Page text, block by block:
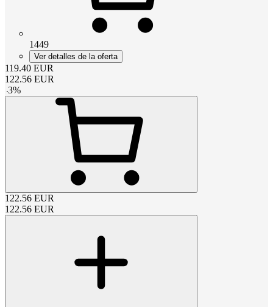
1449
Ver detalles de la oferta
119.40 EUR
122.56 EUR
-3%
122.56 EUR
122.56 EUR